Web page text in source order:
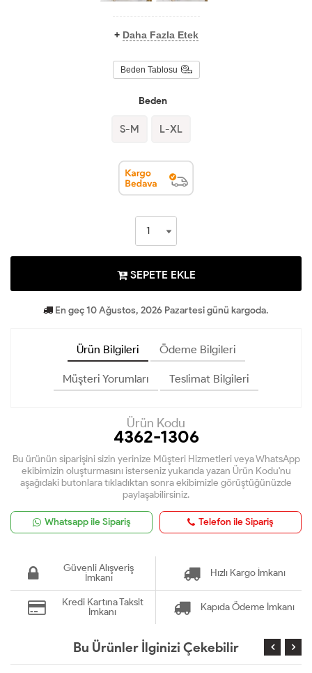
+ Daha Fazla Etek
Beden Tablosu
Beden
S-M L-XL
SEPETE EKLE
En geç 10 Ağustos, 2026 Pazartesi günü kargoda.
Ürün Bilgileri Ödeme Bilgileri
Müşteri Yorumları Teslimat Bilgileri
Ürün Kodu
4362-1306
Bu ürünün siparişini sizin yerinize Müşteri Hizmetleri veya WhatsApp
ekibimizin oluşturmasını isterseniz yukarıda yazan Ürün Kodu'nu
aşağıdaki butonlara tıkladıktan sonra ekibimizle görüştüğünüzde
paylaşabilirsiniz.
Whatsapp ile Sipariş Telefon ile Sipariş
Güvenli Alışveriş
İmkanı
Hızlı Kargo İmkanı
Kredi Kartına Taksit
İmkanı
Kapıda Ödeme İmkanı
Bu Ürünler İlginizi Çekebilir